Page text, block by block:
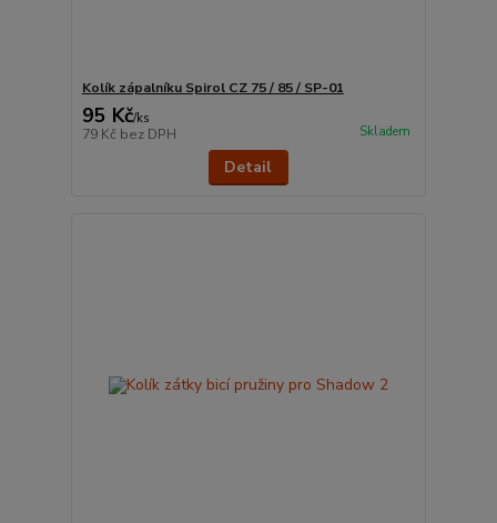
Kolík zápalníku Spirol CZ 75 / 85 / SP-01
95 Kč/ks
79 Kč bez DPH Skladem
Detail